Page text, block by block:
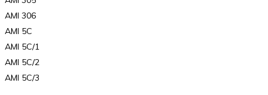
AMI 306
AMI 5C
AMI 5C/1
AMI 5C/2
AMI 5C/3